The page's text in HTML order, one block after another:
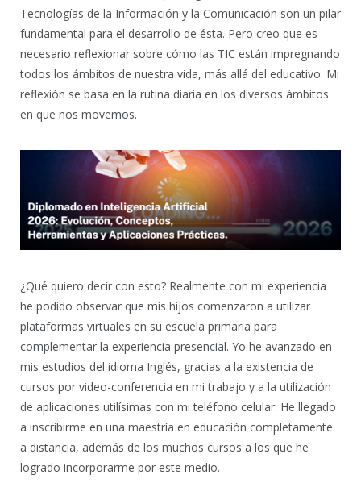
Tecnologías de la Información y la Comunicación son un pilar
fundamental para el desarrollo de ésta. Pero creo que es
necesario reflexionar sobre cómo las TIC están impregnando
todos los ámbitos de nuestra vida, más allá del educativo. Mi
reflexión se basa en la rutina diaria en los diversos ámbitos
en que nos movemos.
¿Qué quiero decir con esto? Realmente con mi experiencia
he podido observar que mis hijos comenzaron a utilizar
plataformas virtuales en su escuela primaria para
complementar la experiencia presencial. Yo he avanzado en
mis estudios del idioma Inglés, gracias a la existencia de
cursos por video-conferencia en mi trabajo y a la utilización
de aplicaciones utilísimas con mi teléfono celular. He llegado
a inscribirme en una maestría en educación completamente
a distancia, además de los muchos cursos a los que he
logrado incorporarme por este medio.